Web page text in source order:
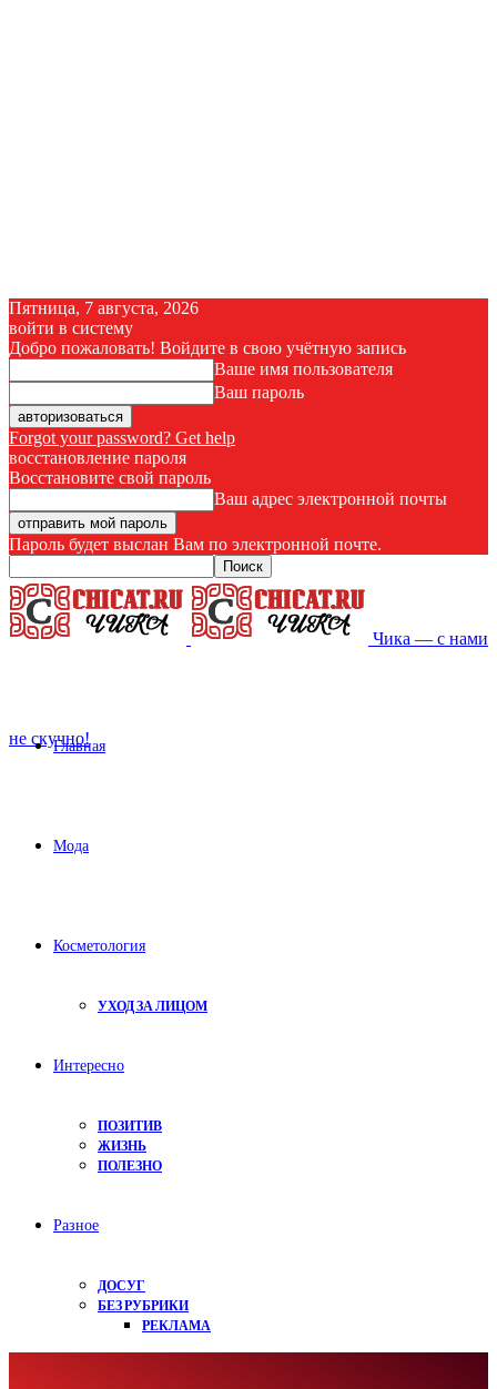
Пятница, 7 августа, 2026
войти в систему
Добро пожаловать! Войдите в свою учётную запись
Ваше имя пользователя
Ваш пароль
Forgot your password? Get help
восстановление пароля
Восстановите свой пароль
Ваш адрес электронной почты
Пароль будет выслан Вам по электронной почте.
Чика — с нами
не скучно!
Главная
Мода
Косметология
УХОД ЗА ЛИЦОМ
Интересно
ПОЗИТИВ
ЖИЗНЬ
ПОЛЕЗНО
Разное
ДОСУГ
БЕЗ РУБРИКИ
РЕКЛАМА